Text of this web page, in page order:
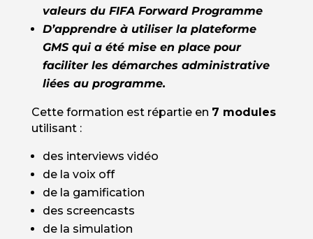
valeurs du FIFA Forward Programme
D’apprendre à utiliser la plateforme
GMS qui a été mise en place pour
faciliter les démarches administrative
liées au programme.
Cette formation est répartie en 7 modules
utilisant :
des interviews vidéo
de la voix off
de la gamification
des screencasts
de la simulation